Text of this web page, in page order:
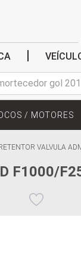
/ MOTORES
RETENTOR VALVULA
F1000/